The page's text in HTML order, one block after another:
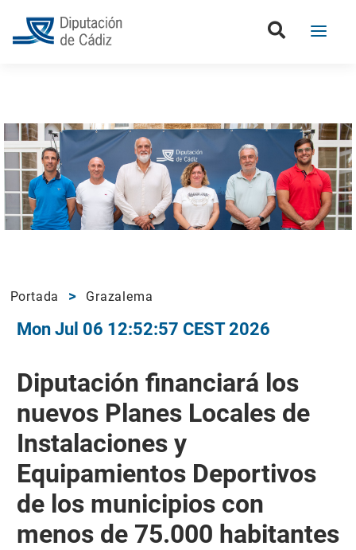
Portada Grazalema
Mon Jul 06 12:52:57 CEST 2026
Diputación financiará los
nuevos Planes Locales de
Instalaciones y
Equipamientos Deportivos
de los municipios con
menos de 75.000 habitantes